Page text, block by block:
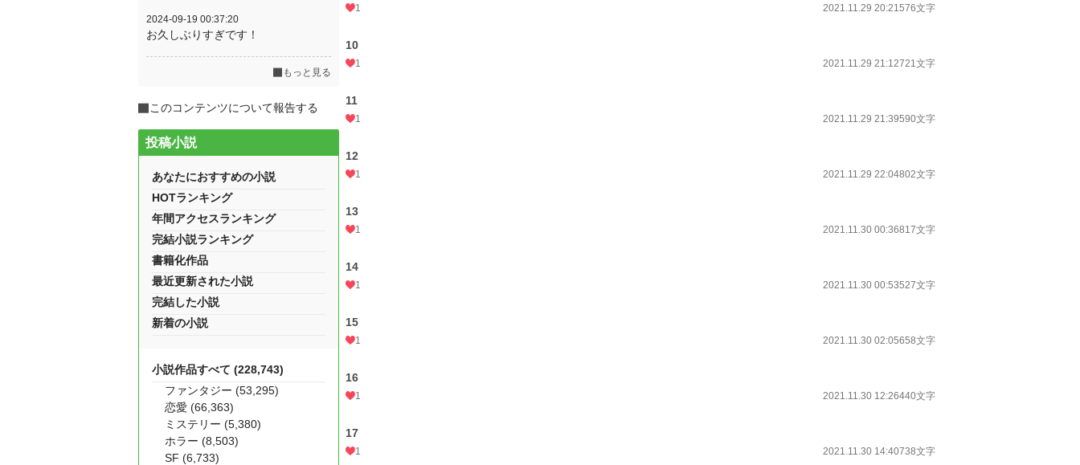
1 2021.11.29 20:21576文字
10
1 2021.11.29 21:12721文字
11
1 2021.11.29 21:39590文字
12
1 2021.11.29 22:04802文字
13
1 2021.11.30 00:36817文字
14
1 2021.11.30 00:53527文字
15
1 2021.11.30 02:05658文字
16
1 2021.11.30 12:26440文字
17
1 2021.11.30 14:40738文字
2024-09-19 00:37:20
お久しぶりすぎです！
もっと見る
このコンテンツについて報告する
投稿小説
あなたにおすすめの小説
HOTランキング
年間アクセスランキング
完結小説ランキング
書籍化作品
最近更新された小説
完結した小説
新着の小説
小説作品すべて (228,743)
ファンタジー (53,295)
恋愛 (66,363)
ミステリー (5,380)
ホラー (8,503)
SF (6,733)